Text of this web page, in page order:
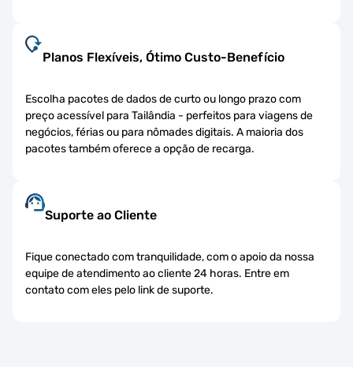
Planos Flexíveis, Ótimo Custo-Benefício
Escolha pacotes de dados de curto ou longo prazo com
preço acessível para Tailândia - perfeitos para viagens de
negócios, férias ou para nômades digitais. A maioria dos
pacotes também oferece a opção de recarga.
Suporte ao Cliente
Fique conectado com tranquilidade, com o apoio da nossa
equipe de atendimento ao cliente 24 horas. Entre em
contato com eles pelo link de suporte.